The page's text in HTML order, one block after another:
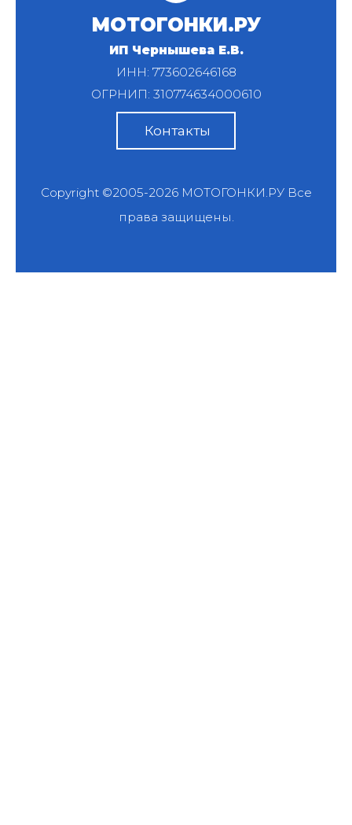
МОТОГОНКИ.РУ
ИП Чернышева Е.В.
ИНН: 773602646168
ОГРНИП: 310774634000610
Контакты
Copyright ©2005-2026 МОТОГОНКИ.РУВсе
права защищены.